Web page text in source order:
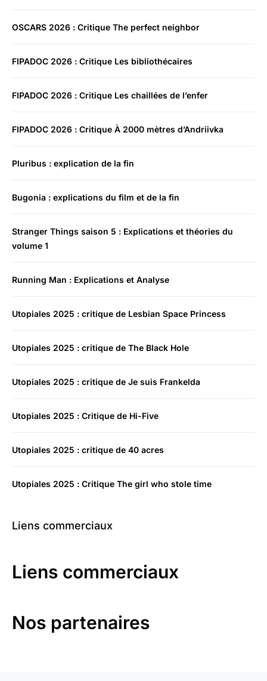
OSCARS 2026 : Critique The perfect neighbor
FIPADOC 2026 : Critique Les bibliothécaires
FIPADOC 2026 : Critique Les chaillées de l’enfer
FIPADOC 2026 : Critique À 2000 mètres d’Andriivka
Pluribus : explication de la fin
Bugonia : explications du film et de la fin
Stranger Things saison 5 : Explications et théories du
volume 1
Running Man : Explications et Analyse
Utopiales 2025 : critique de Lesbian Space Princess
Utopiales 2025 : critique de The Black Hole
Utopiales 2025 : critique de Je suis Frankelda
Utopiales 2025 : Critique de Hi-Five
Utopiales 2025 : critique de 40 acres
Utopiales 2025 : Critique The girl who stole time
Liens commerciaux
Liens commerciaux
Nos partenaires